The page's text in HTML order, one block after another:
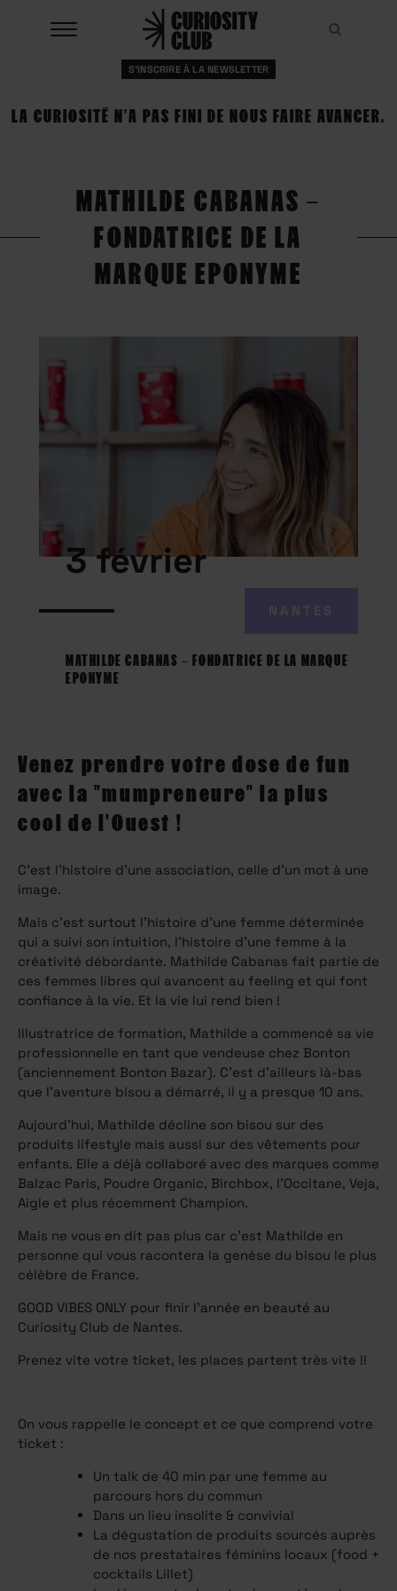
S'INSCRIRE À LA NEWSLETTER
LA CURIOSITÉ N'A PAS FINI DE NOUS FAIRE AVANCER.
MATHILDE CABANAS –
FONDATRICE DE LA
MARQUE EPONYME
3 février
MATHILDE CABANAS – FONDATRICE DE LA MARQUE
EPONYME
Venez prendre votre dose de fun
avec la "mumpreneure" la plus
cool de l'Ouest !
C’est l’histoire d’une association, celle d’un mot à une
image.
Mais c’est surtout l’histoire d’une femme déterminée
qui a suivi son intuition, l’histoire d’une femme à la
créativité débordante. Mathilde Cabanas fait partie de
ces femmes libres qui avancent au feeling et qui font
confiance à la vie. Et la vie lui rend bien !
Illustratrice de formation, Mathilde a commencé sa vie
professionnelle en tant que vendeuse chez Bonton
(anciennement Bonton Bazar). C’est d’ailleurs là-bas
que l’aventure bisou a démarré, il y a presque 10 ans.
Aujourd’hui, Mathilde décline son bisou sur des
produits lifestyle mais aussi sur des vêtements pour
enfants. Elle a déjà collaboré avec des marques comme
Balzac Paris, Poudre Organic, Birchbox, l’Occitane, Veja,
Aigle et plus récemment Champion.
Mais ne vous en dit pas plus car c’est Mathilde en
personne qui vous racontera la genèse du bisou le plus
célèbre de France.
GOOD VIBES ONLY pour finir l’année en beauté au
Curiosity Club de Nantes.
Prenez vite votre ticket, les places partent très vite !!
On vous rappelle le concept et ce que comprend votre
ticket :
Un talk de 40 min par une femme au
parcours hors du commun
Dans un lieu insolite & convivial
La dégustation de produits sourcés auprès
de nos prestataires féminins locaux (food +
cocktails Lillet)